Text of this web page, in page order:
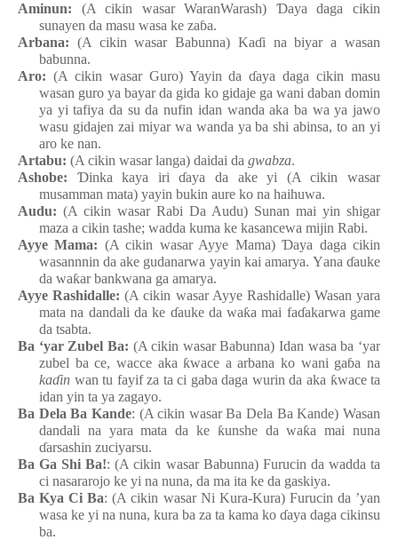
Aminun: (A cikin wasar WaranWarash) Ɗaya daga
cikin
sunayen da masu wasa ke zaɓa.
Arbana: (A cikin wasar Babunna) Kaɗi na biyar a wasan
babunna.
Aro: (A cikin wasar Guro) Yayin daɗaya daga cikin masu
wasan guro ya bayar da gida ko gidaje ga wani daban domin
ya yi tafiya da su da nufin idan wanda aka ba wa ya jawo
wasu gidajen zai miyar wa wanda ya ba shi abinsa, to an yi
aro ke nan.
Artabu: (A cikin wasar langa) daidai da gwabza.
Ashobe:
Ɗinka kaya iri ɗaya da ake
yi (A cikin wasar
musamman mata) yayin bukin aure ko na haihuwa.
Audu: (A cikin wasar Rabi Da Audu) Sunan mai yin shigar
maza a cikin tashe; wadda kuma ke kasancewa mijin Rabi.
Ayye Mama: (A cikin wasar Ayye Mama)Ɗaya daga cikin
wasannnin da ake gudanarwa yayin kai amarya. Yana ɗauke
da waƙar bankwana ga amarya.
Ayye Rashidalle: (A cikin wasar Ayye Rashidalle) Wasan yara
mata na dandali da ke ɗauke da waƙa mai faɗakarwa game
da tsabta.
Ba ‘yar Zubel Ba: (A cikin wasar Babunna) Idan wasa ba ‘yar
zubel ba ce, wacce aka ƙwace a arbana ko wani gaɓa na
kaɗin wan tu fayif za ta ci gaba daga wurin da aka ƙwace ta
idan yin ta ya zagayo.
Ba Dela Ba Kande: (A cikin wasar Ba Dela Ba Kande) Wasan
dandali na yara mata da ke ƙunshe da waƙa mai nuna
ɗarsashin zuciyarsu.
Ba Ga Shi Ba!: (A cikin wasar Babunna) Furucin da wadda ta
ci nasararojo ke yi na nuna, da ma ita ke da gaskiya.
Ba Kya Ci Ba: (A cikin wasar Ni Kura-Kura) Furucin da ’yan
wasa ke yi na nuna, kura ba za ta kama ko ɗaya daga cikinsu
ba.